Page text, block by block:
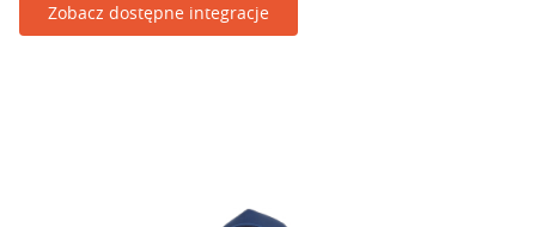
Zobacz dostępne integracje